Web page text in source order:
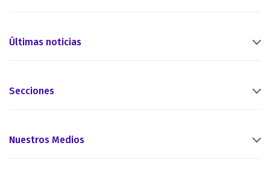
Últimas noticias
Secciones
Nuestros Medios